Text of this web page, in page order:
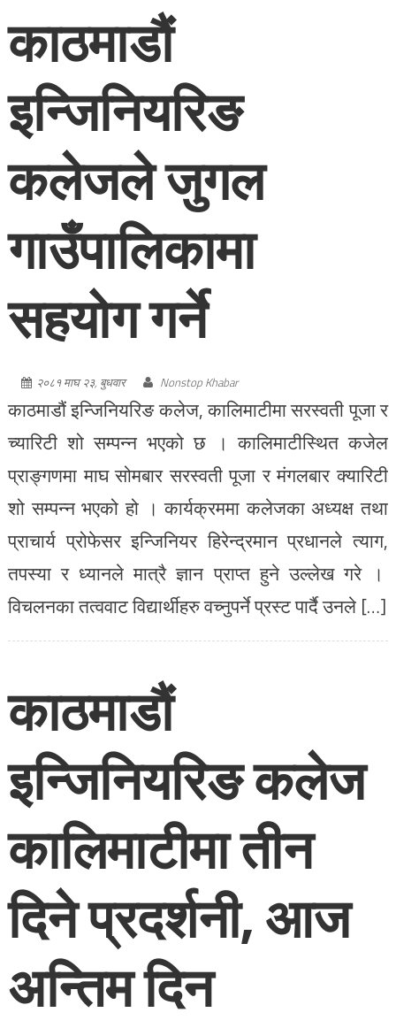
काठमाडौं
इन्जिनियरिङ
कलेजले जुगल
गाउँपालिकामा
सहयोग गर्ने
२०८१ माघ २३, बुधवार Nonstop Khabar
काठमाडौं इन्जिनियरिङ कलेज, कालिमाटीमा सरस्वती पूजा र
च्यारिटी शो सम्पन्न भएको छ । कालिमाटीस्थित कजेल
प्राङ्गणमा माघ सोमबार सरस्वती पूजा र मंगलबार क्यारिटी
शो सम्पन्न भएको हो । कार्यक्रममा कलेजका अध्यक्ष तथा
प्राचार्य प्रोफेसर इन्जिनियर हिरेन्द्रमान प्रधानले त्याग,
तपस्या र ध्यानले मात्रै ज्ञान प्राप्त हुने उल्लेख गरे ।
विचलनका तत्ववाट विद्यार्थीहरु वच्नुपर्ने प्रस्ट पार्दै उनले […]
काठमाडौं
इन्जिनियरिङ कलेज
कालिमाटीमा तीन
दिने प्रदर्शनी, आज
अन्तिम दिन